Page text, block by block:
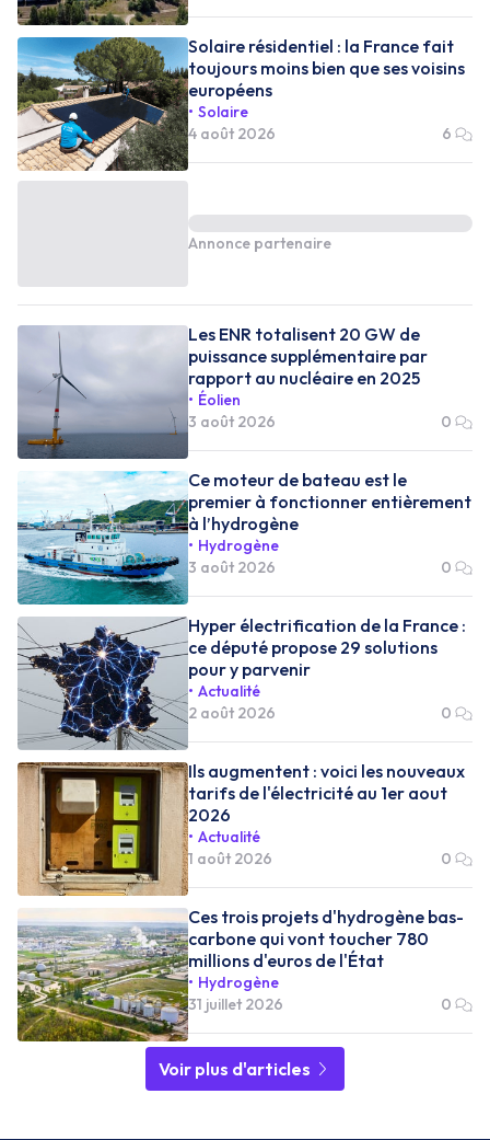
Solaire résidentiel : la France fait
toujours moins bien que ses voisins
européens
Solaire
4 août 2026
6
Annonce partenaire
Les ENR totalisent 20 GW de
puissance supplémentaire par
rapport au nucléaire en 2025
Éolien
3 août 2026
0
Ce moteur de bateau est le
premier à fonctionner entièrement
à l’hydrogène
Hydrogène
3 août 2026
0
Hyper électrification de la France :
ce député propose 29 solutions
pour y parvenir
Actualité
2 août 2026
0
Ils augmentent : voici les nouveaux
tarifs de l'électricité au 1er aout
2026
Actualité
1 août 2026
0
Ces trois projets d'hydrogène bas-
carbone qui vont toucher 780
millions d'euros de l'État
Hydrogène
31 juillet 2026
0
Voir plus d'articles